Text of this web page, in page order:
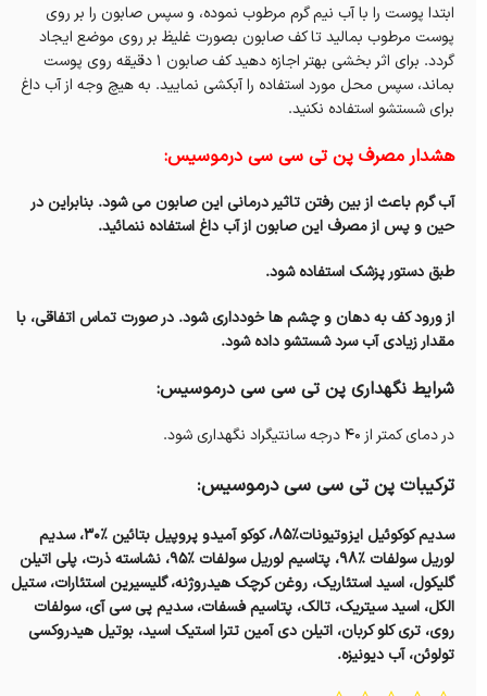
ابتدا پوست را با آب نیم گرم مرطوب نموده، و سپس صابون را بر روی
پوست مرطوب بمالید تا کف صابون بصورت غلیظ بر روی موضع ایجاد
گردد. برای اثر بخشی بهتر اجازه دهید کف صابون 1 دقیقه روی پوست
بماند، سپس محل مورد استفاده را آبکشی نمایید. به هیچ وجه از آب داغ
برای شستشو استفاده نکنید.
هشدار مصرف پن تی سی سی درموسیس:
آب گرم باعث از بین رفتن تاثیر درمانی این صابون می شود. بنابراین در
حین و پس از مصرف این صابون از آب داغ استفاده ننمائید.
طبق دستور پزشک استفاده شود.
از ورود کف به دهان و چشم ها خودداری شود. در صورت تماس اتفاقی، با
مقدار زیادی آب سرد شستشو داده شود.
شرایط نگهداری پن تی سی سی درموسیس:
در دمای کمتر از 40 درجه سانتیگراد نگهداری شود.
ترکیبات پن تی سی سی درموسیس:
سدیم کوکوئیل ایزوتیونات%85، کوکو آمیدو پروپیل بتائین %30، سدیم
لوریل سولفات %98، پتاسیم لوریل سولفات %95، نشاسته ذرت، پلی اتیلن
گلیکول، اسید استئاریک، روغن کرچک هیدروژنه، گلیسیرین استئارات، ستیل
الکل، اسید سیتریک، تالک، پتاسیم فسفات، سدیم پی سی آی، سولفات
روی، تری کلو کربان، اتیلن دی آمین تترا استیک اسید، بوتیل هیدروکسی
تولوئن، آب دیونیزه.